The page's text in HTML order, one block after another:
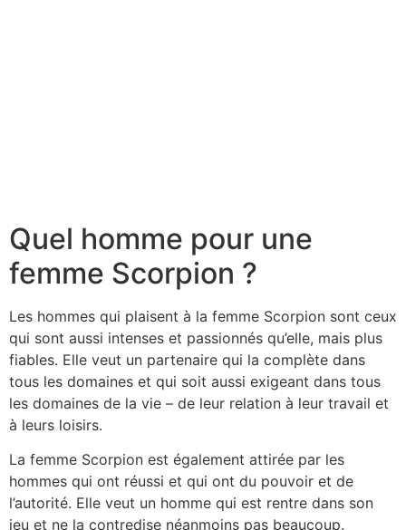
Quel homme pour une
femme Scorpion ?
Les hommes qui plaisent à la femme Scorpion sont ceux
qui sont aussi intenses et passionnés qu’elle, mais plus
fiables. Elle veut un partenaire qui la complète dans
tous les domaines et qui soit aussi exigeant dans tous
les domaines de la vie – de leur relation à leur travail et
à leurs loisirs.
La femme Scorpion est également attirée par les
hommes qui ont réussi et qui ont du pouvoir et de
l’autorité. Elle veut un homme qui est rentre dans son
jeu et ne la contredise néanmoins pas beaucoup.